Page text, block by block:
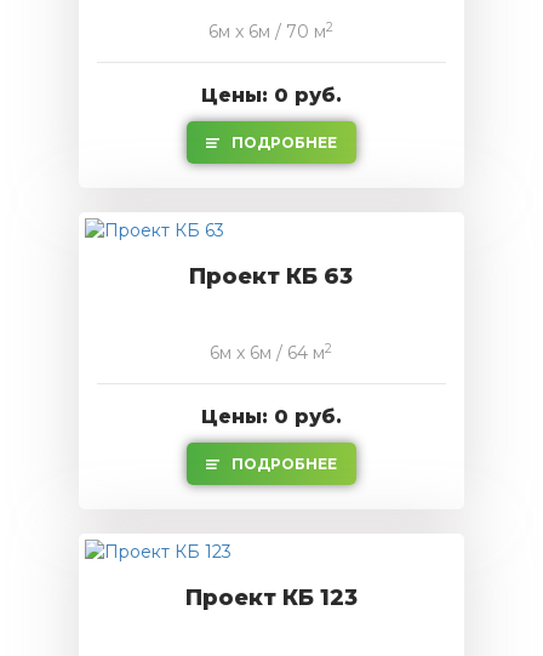
6м x 6м / 70 м2
Цены: 0 руб.
ПОДРОБНЕЕ
Проект КБ 63
6м x 6м / 64 м2
Цены: 0 руб.
ПОДРОБНЕЕ
Проект КБ 123